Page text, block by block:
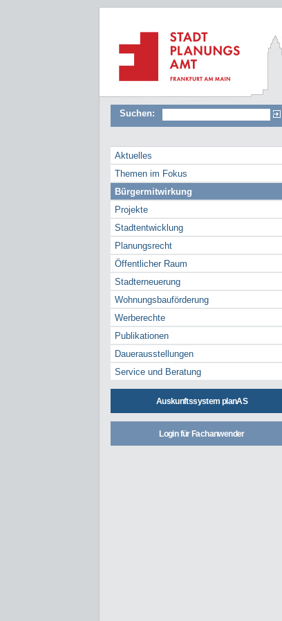
Suchen:
Aktuelles
Themen im Fokus
Bürgermitwirkung
Projekte
Stadtentwicklung
Planungsrecht
Öffentlicher Raum
Stadterneuerung
Wohnungsbauförderung
Werberechte
Publikationen
Dauerausstellungen
Service und Beratung
Auskunftssystem planAS
Login für Fachanwender